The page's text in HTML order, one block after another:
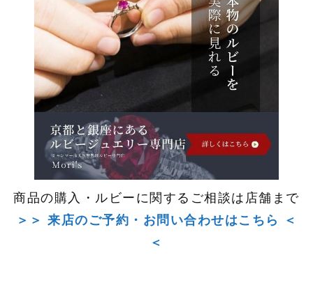
商品の購入・ルビーに関するご相談は店舗まで
＞＞ 来店のご予約・お問い合わせはこちら ＜
＜